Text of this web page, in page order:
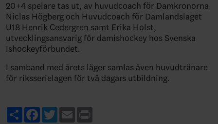
20+4 spelare tas ut, av huvudcoach för Damkronorna
Niclas Högberg och Huvudcoach för Damlandslaget
U18 Henrik Cedergren samt Erika Holst,
utvecklingsansvarig för damishockey hos Svenska
Ishockeyförbundet.
I samband med årets läger samlas även huvudtränare
för riksserielagen för två dagars utbildning.
ShareFacebook
TwitterEmail